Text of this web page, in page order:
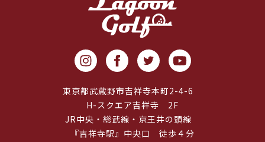
東京都武蔵野市吉祥寺本町2-4-6
H-スクエア吉祥寺 2F
JR中央・総武線・京王井の頭線
『吉祥寺駅』中央口 徒歩４分